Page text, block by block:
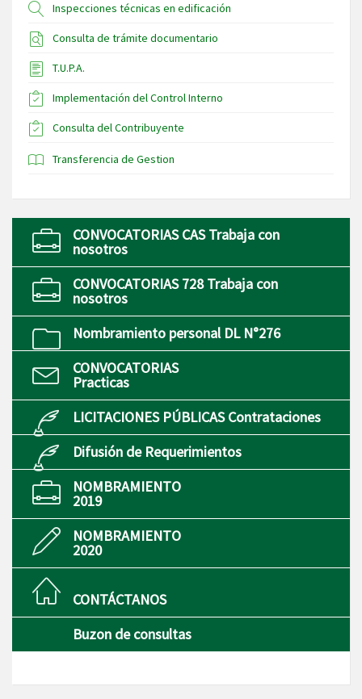
Inspecciones técnicas en edificación
Consulta de trámite documentario
T.U.P.A.
Implementación del Control Interno
Consulta del Contribuyente
Transferencia de Gestion
CONVOCATORIAS CAS Trabaja con
nosotros
CONVOCATORIAS 728 Trabaja con
nosotros
Nombramiento personal DL N°276
CONVOCATORIAS
Practicas
LICITACIONES PÚBLICAS Contrataciones
Difusión de Requerimientos
NOMBRAMIENTO
2019
NOMBRAMIENTO
2020
CONTÁCTANOS
Buzon de consultas